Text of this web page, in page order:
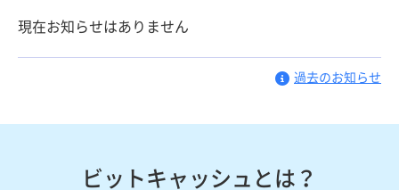
現在お知らせはありません
過去のお知らせ
ビットキャッシュとは？